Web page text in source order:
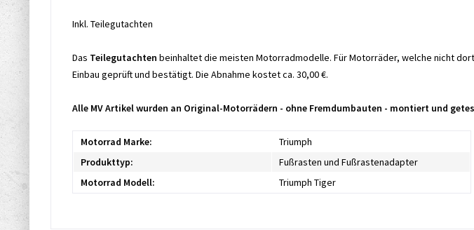
Inkl. Teilegutachten
Das Teilegutachten beinhaltet die meisten Motorradmodelle. Für Motorräder, welche nicht
Einbau geprüft und bestätigt. Die Abnahme kostet ca. 30,00 €.
Alle MV Artikel wurden an Original-Motorrädern - ohne Fremdumbauten - montiert und
Motorrad Marke:
Triumph
Produkttyp:
Fußrasten und Fußrastenadapter
Motorrad Modell:
Triumph Tiger